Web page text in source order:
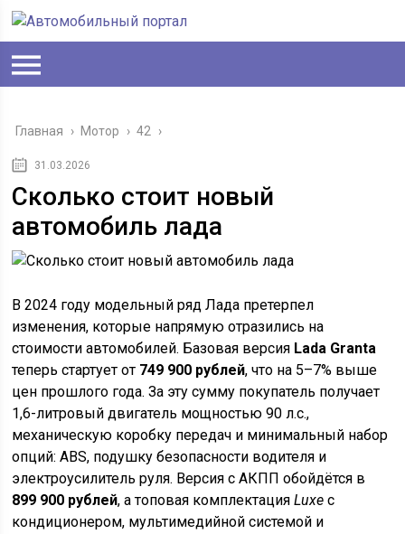
Главная › Мотор › 42 ›
31.03.2026
Сколько стоит новый
автомобиль лада
В 2024 году модельный ряд Лада претерпел
изменения, которые напрямую отразились на
стоимости автомобилей. Базовая версия Lada Granta
теперь стартует от 749 900 рублей, что на 5–7% выше
цен прошлого года. За эту сумму покупатель получает
1,6-литровый двигатель мощностью 90 л.с.,
механическую коробку передач и минимальный набор
опций: ABS, подушку безопасности водителя и
электроусилитель руля. Версия с АКПП обойдётся в
899 900 рублей, а топовая комплектацияLuxe с
кондиционером, мультимедийной системой и